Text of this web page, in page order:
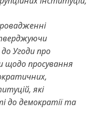
Угоди про
щодо просування
які
до демократії та